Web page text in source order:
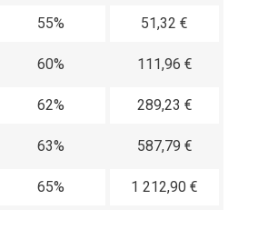
55% 51,32 €
60% 111,96 €
62% 289,23 €
63% 587,79 €
65% 1 212,90 €